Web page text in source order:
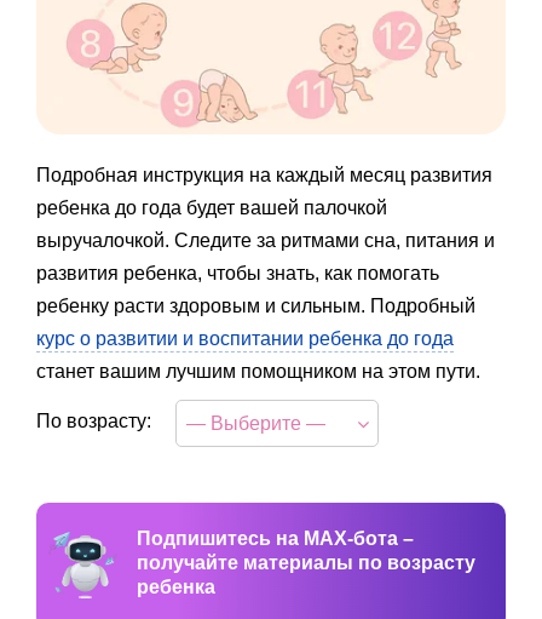
Подробная инструкция на каждый месяц развития
ребенка до года будет вашей палочкой
выручалочкой. Следите за ритмами сна, питания и
развития ребенка, чтобы знать, как помогать
ребенку расти здоровым и сильным. Подробный
курс о развитии и воспитании ребенка до года
станет вашим лучшим помощником на этом пути.
По возрасту: — Выберите —
Подпишитесь на MAX-бота –
получайте материалы по возрасту
ребенка